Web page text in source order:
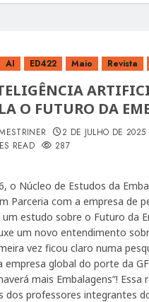
AI ED422 Maio Revista
O FUTURO DA
2 DE JULHO DE 2025
READ
287
o Núcleo de Estudos da
Parceria com a empresa de
um estudo sobre o Futuro da
um novo entendimento
vez ficou claro numa
empresa global do porte da
mais Embalagens”! Essa
dos professores integrantes